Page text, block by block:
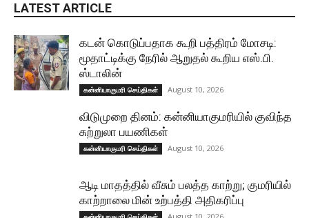
LATEST ARTICLE
கடன் கொடுப்பதாக கூறி பத்திரம் மோசடி:
மூதாட்டிக்கு நேரில் ஆறுதல் கூறிய எஸ்.பி.
ஸ்டாலின்
கன்னியாகுமரி செய்திகள் August 10, 2026
விடுமுறை தினம்: கன்னியாகுமரியில் குவிந்த
சுற்றுலா பயணிகள்
கன்னியாகுமரி செய்திகள் August 10, 2026
ஆடி மாதத்தில் வீசும் பலத்த காற்று; குமரியில்
காற்றாலை மின் உற்பத்தி அதிகரிப்பு